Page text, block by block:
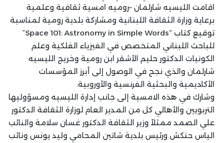
اقامت الليسيه شارلمان –روميه امسية ثقافية وعلمية
برعاية وزارة الثقافة اللبنانية ومشاركة بلدية رومية لمناسبة
توقيع كتاب “Space 101: Astronomy in Simple Words”
للباحث اللبناني المتخصص في الفيزياء الفلكية وعلم
الكونيات الدكتور حليم الأشقر ابن رومية وخريج الليسيه
شارلمان والذي نجح في الوصول إلى أبرز المؤسسات
الأكاديمية والبحثية الفرنسية والأوروبية.
وشارك في هذه الامسية إلى جانب إدارة الليسيه ومسؤوليها
التربويين والأهالي كل من المدير العام لوزارة الثقافة الدكتور
علي الصمد ممثلاً وزير الثقافة الدكتور غسان سلامة والنائب
الياس حنكش ورئيس بلدية شاتين المحامي وليد يونس ونائب